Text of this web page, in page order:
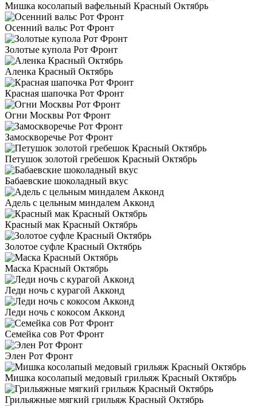
Мишка косолапый вафельный Красный Октябрь
Осенний вальс Рот Фронт
Золотые купола Рот Фронт
Аленка Красный Октябрь
Красная шапочка Рот Фронт
Огни Москвы Рот Фронт
Замоскворечье Рот Фронт
Петушок золотой гребешок Красный Октябрь
Бабаевские шоколадный вкус
Адель с цельным миндалем Акконд
Красный мак Красный Октябрь
Золотое суфле Красный Октябрь
Маска Красный Октябрь
Леди ночь с курагой Акконд
Леди ночь с кокосом Акконд
Семейка сов Рот Фронт
Элен Рот Фронт
Мишка косолапый медовый грильяж Красный Октябрь
Грильяжные мягкий грильяж Красный Октябрь